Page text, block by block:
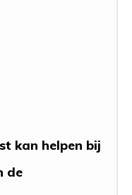
kan helpen bij
de